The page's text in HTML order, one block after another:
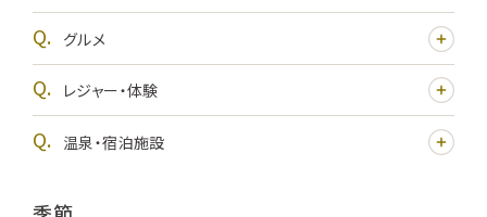
グルメ
レジャー・体験
温泉・宿泊施設